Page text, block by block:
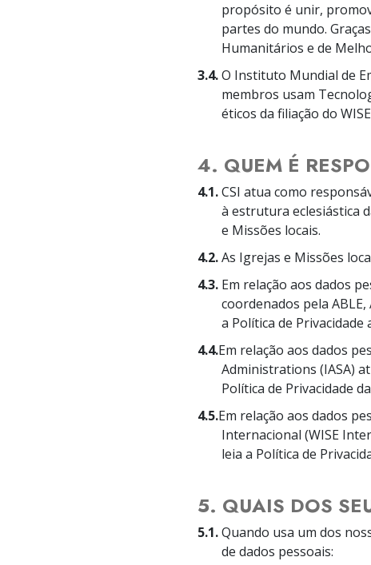
propósito é unir,
partes do mundo.
Humanitários e de
3.4.O Instituto Mundial de
membros usam
éticos da filiação do
4. QUEM É
4.1.CSI atua como
à estrutura eclesiástica
e Missões locais.
4.2.As Igrejas e Missões
4.3. Em relação aos dados
coordenados pela
a Política de Privacidade
4.4.Em relação aos dados
Administrations (IASA)
Política de Privacidade
4.5.Em relação aos dados
Internacional (WISE
leia a Política de
5. QUAIS DOS
5.1.Quando usa um dos
de dados pessoais: